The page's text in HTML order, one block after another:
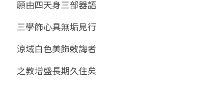
願由四天身三部器語
三學飾心具無垢見行
涼域白色美飾敕誨者
之教增盛長期久住矣